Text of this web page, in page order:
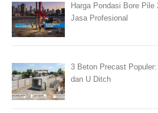
Harga Pondasi Bore Pile
Jasa Profesional
3 Beton Precast
dan U Ditch